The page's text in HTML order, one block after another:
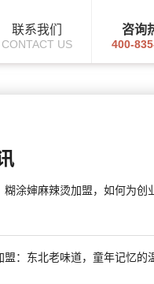
联系我们
CONTACT US
咨询
400-
糊涂婶麻辣烫加盟，如何为创
盟：东北老味道，童年记忆的